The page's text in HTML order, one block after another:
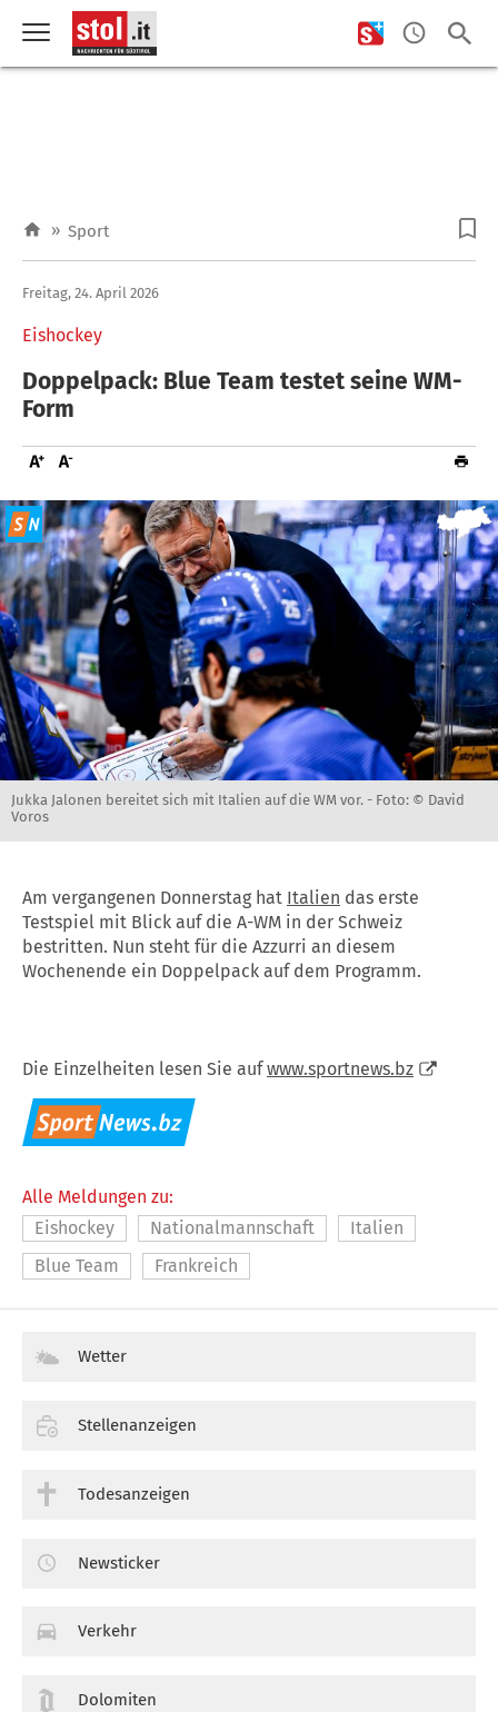
» Sport
Eishockey
Freitag, 24. April 2026
Doppelpack: Blue Team testet seine WM-
Form
Jukka Jalonen bereitet sich mit Italien auf die WM vor. - Foto: © David
Voros
Am vergangenen Donnerstag hat Italien das erste
Testspiel mit Blick auf die A-WM in der Schweiz
bestritten. Nun steht für die Azzurri an diesem
Wochenende ein Doppelpack auf dem Programm.
Die Einzelheiten lesen Sie aufwww.sportnews.bz
Alle Meldungen zu:
Eishockey
Nationalmannschaft
Italien
Blue Team
Frankreich
Wetter
Stellenanzeigen
Todesanzeigen
Newsticker
Verkehr
Dolomiten